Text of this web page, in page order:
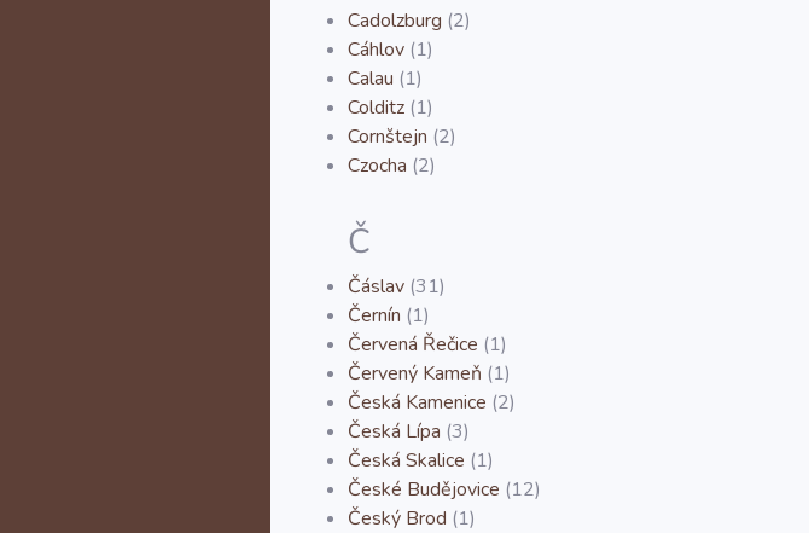
Cadolzburg (2)
Cáhlov (1)
Calau (1)
Colditz (1)
Cornštejn (2)
Czocha (2)
Č
Čáslav (31)
Černín (1)
Červená Řečice (1)
Červený Kameň (1)
Česká Kamenice (2)
Česká Lípa (3)
Česká Skalice (1)
České Budějovice (12)
Český Brod (1)